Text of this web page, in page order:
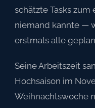
schätzte Tasks
niemand kannte —
erstmals alle
Seine Arbeitszeit
Hochsaison im
Weihnachtswoche